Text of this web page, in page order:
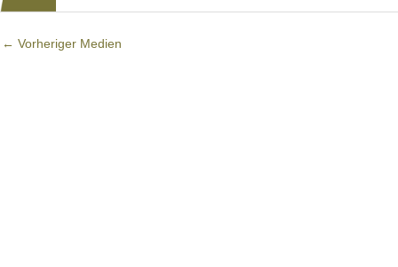
← Vorheriger Medien